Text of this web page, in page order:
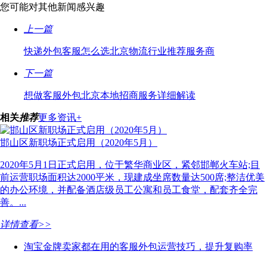
您可能对其他新闻感兴趣
上一篇
快递外包客服怎么选北京物流行业推荐服务商
下一篇
想做客服外包北京本地招商服务详细解读
相关推荐更多资讯+
邯山区新职场正式启用（2020年5月）
2020年5月1日正式启用，位于繁华商业区，紧邻邯郸火车站;目
前运营职场面积达2000平米，现建成坐席数量达500席;整洁优美
的办公环境，并配备酒店级员工公寓和员工食堂，配套齐全完
善。...
详情查看>>
淘宝金牌卖家都在用的客服外包运营技巧，提升复购率